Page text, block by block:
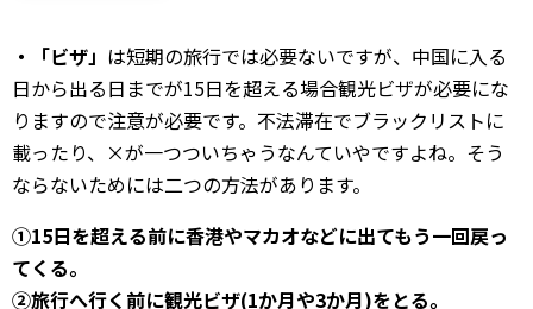
・「ビザ」 は短期の旅行では必要ないですが、中国に入る
日から出る日までが15日を超える場合観光ビザが必要にな
りますので注意が必要です。不法滞在でブラックリストに
載ったり、×が一つついちゃうなんていやですよね。そう
ならないためには二つの方法があります。
①15日を超える前に香港やマカオなどに出てもう一回戻っ
てくる。
②旅行へ行く前に観光ビザ(1か月や3か月)をとる。